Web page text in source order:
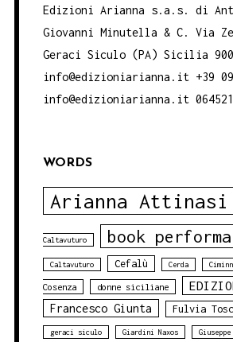
Edizioni Arianna s.a.s. di
Giovanni Minutella & C. Via
Geraci Siculo (PA) Sicilia
info@edizioniarianna.it +39
info@edizioniarianna.it
WORDS
Arianna Attinasi
Caltavuturo book
Caltavuturo Cefalù Cerda
Cosenza donne siciliane
Francesco Giunta Fulvia
geraci siculo Giardini Naxos